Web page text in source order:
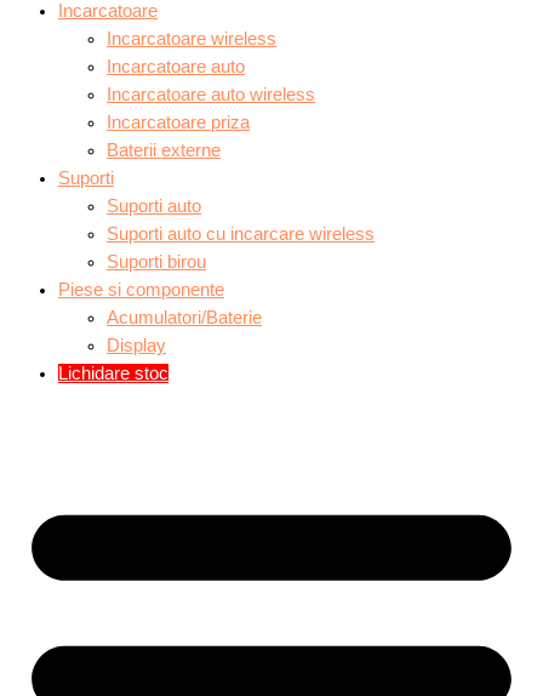
Incarcatoare
Incarcatoare wireless
Incarcatoare auto
Incarcatoare auto wireless
Incarcatoare priza
Baterii externe
Suporti
Suporti auto
Suporti auto cu incarcare wireless
Suporti birou
Piese si componente
Acumulatori/Baterie
Display
Lichidare stoc